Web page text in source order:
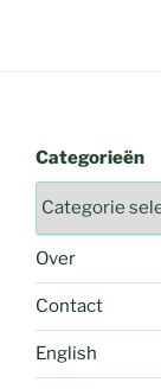
Categorieën
Over
Contact
English